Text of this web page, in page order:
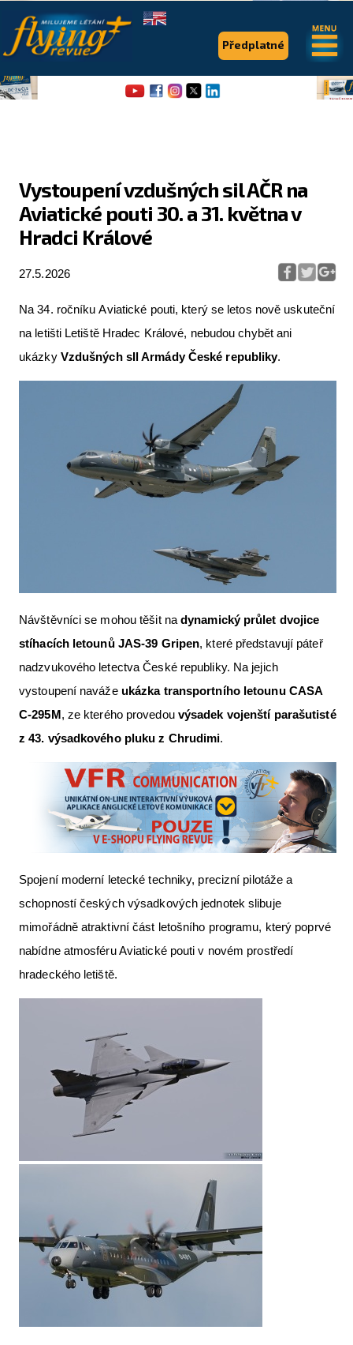
Vystoupení vzdušných sil AČR na
Aviatické pouti 30. a 31. května v
Hradci Králové
27.5.2026
Na 34. ročníku Aviatické pouti, který se letos nově uskuteční
na letišti Letiště Hradec Králové, nebudou chybět ani
ukázky Vzdušných sIl Armády České republiky.
Návštěvníci se mohou těšit na dynamický průlet dvojice
stíhacích letounů JAS-39 Gripen, které představují páteř
nadzvukového letectva České republiky. Na jejich
vystoupení naváže ukázka transportního letounu CASA
C-295M, ze kterého provedou výsadek vojenští parašutisté
z 43. výsadkového pluku z Chrudimi.
Spojení moderní letecké techniky, precizní pilotáže a
schopností českých výsadkových jednotek slibuje
mimořádně atraktivní část letošního programu, který poprvé
nabídne atmosféru Aviatické pouti v novém prostředí
hradeckého letiště.
Předplatné
.
Flying Revue
Pro piloty
Série & speciály
Aktuální FR + archiv
Letecká muzea
VFR Communication app
The SAFE Guide app
Inzerujte s námi
E-SHOP